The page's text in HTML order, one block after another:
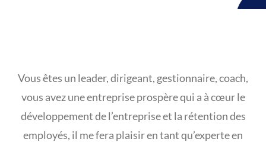
Vous êtes un leader, dirigeant, gestionnaire, coach,
vous avez une entreprise prospère qui a à cœur le
développement de l’entreprise et la rétention des
employés, il me fera plaisir en tant qu’experte en